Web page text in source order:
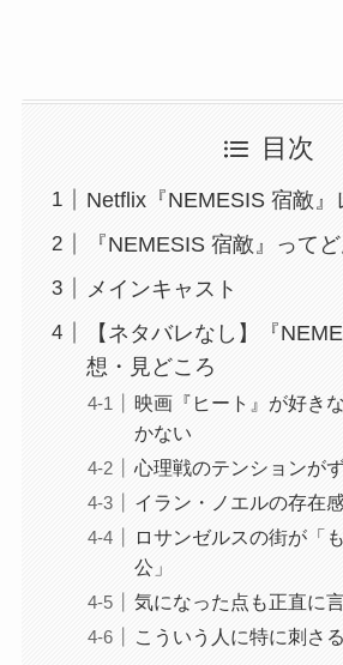
目次
Netflix『NEMESIS 宿敵』
『NEMESIS 宿敵』って
メインキャスト
【ネタバレなし】『
想・見どころ
映画『ヒート』が好き
かない
心理戦のテンションが
イラン・ノエルの存在
ロサンゼルスの街が「
公」
気になった点も正直に
こういう人に特に刺さる